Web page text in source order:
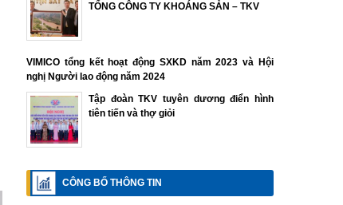
TỔNG CÔNG TY KHOÁNG SẢN – TKV
VIMICO tổng kết hoạt động SXKD năm 2023 và Hội
nghị Người lao động năm 2024
Tập đoàn TKV tuyên dương điển hình
tiên tiến và thợ giỏi
CÔNG BỐ THÔNG TIN